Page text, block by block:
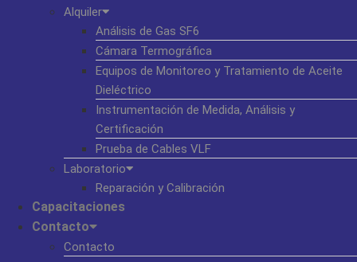
Alquiler
Análisis de Gas SF6
Cámara Termográfica
Equipos de Monitoreo y Tratamiento de Aceite
Dieléctrico
Instrumentación de Medida, Análisis y
Certificación
Prueba de Cables VLF
Laboratorio
Reparación y Calibración
Capacitaciones
Contacto
Contacto